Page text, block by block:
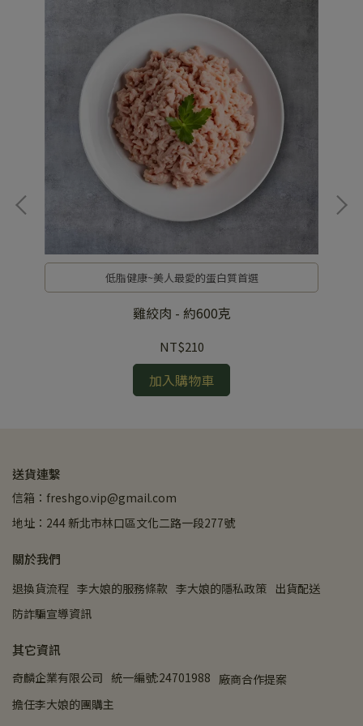
低脂健康~美人最愛的蛋白質首選
雞絞肉 - 約600克
NT$210
加入購物車
送貨連繫
信箱：freshgo.vip@gmail.com
地址：244 新北市林口區文化二路一段277號
關於我們
退換貨流程 李大娘的服務條款 李大娘的隱私政策 出貨配送
防詐騙宣導資訊
其它資訊
奇麟企業有限公司 統一編號:24701988 廠商合作提案
擔任李大娘的團購主